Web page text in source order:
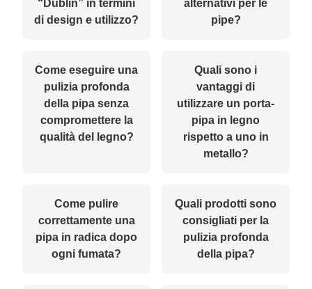
“Dublin” in termini
di design e utilizzo?
alternativi per le
pipe?
Come eseguire una
pulizia profonda
della pipa senza
compromettere la
qualità del legno?
Quali sono i
vantaggi di
utilizzare un porta-
pipa in legno
rispetto a uno in
metallo?
Come pulire
correttamente una
pipa in radica dopo
ogni fumata?
Quali prodotti sono
consigliati per la
pulizia profonda
della pipa?